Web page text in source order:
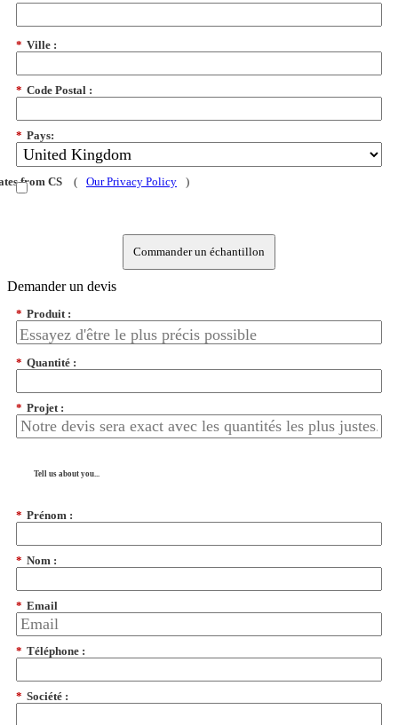
* Ville :
* Code Postal :
* Pays:
from CS ( Our Privacy Policy )
Commander un échantillon
Demander un devis
* Produit :
* Quantité :
* Projet :
Tell us about you...
* Prénom :
* Nom :
* Email
* Téléphone :
* Société :